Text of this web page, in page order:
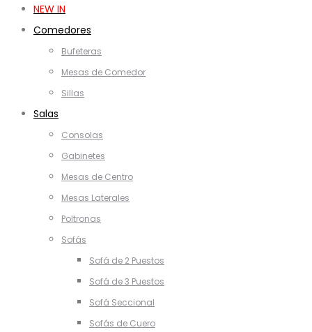
NEW IN
Comedores
Bufeteras
Mesas de Comedor
Sillas
Salas
Consolas
Gabinetes
Mesas de Centro
Mesas Laterales
Poltronas
Sofás
Sofá de 2 Puestos
Sofá de 3 Puestos
Sofá Seccional
Sofás de Cuero